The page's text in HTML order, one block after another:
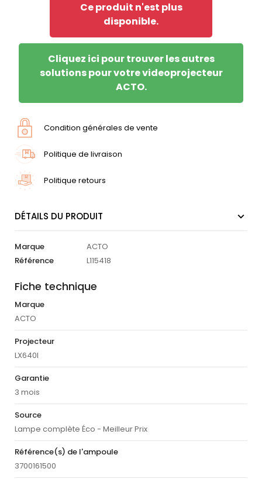
Ce produit n'est plus
disponible.
Cliquez ici pour trouver les autres
solutions pour votre videoprojecteur
ACTO.
Condition générales de vente
Politique de livraison
Politique retours
DÉTAILS DU PRODUIT
Marque
ACTO
Référence
L115418
Fiche technique
Marque
ACTO
Projecteur
LX640I
Garantie
3 mois
Source
Lampe complète Éco - Meilleur Prix
Référence(s) de l'ampoule
3700161500